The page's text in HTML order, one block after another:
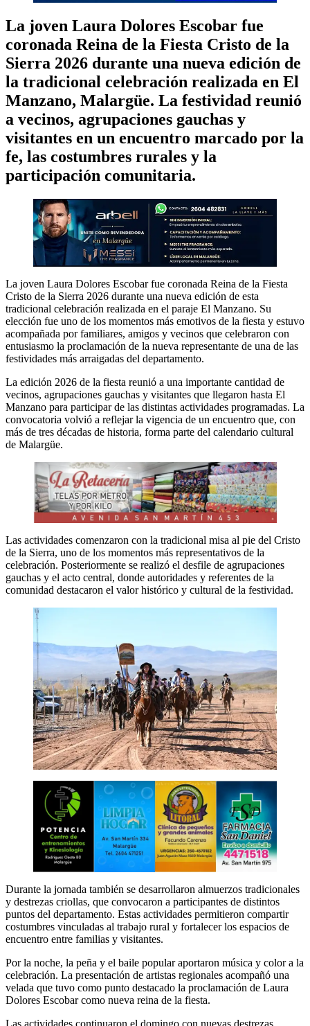
La joven Laura Dolores Escobar fue
coronada Reina de la Fiesta Cristo de la
Sierra 2026 durante una nueva edición de
la tradicional celebración realizada en El
Manzano, Malargüe. La festividad reunió
a vecinos, agrupaciones gauchas y
visitantes en un encuentro marcado por la
fe, las costumbres rurales y la
participación comunitaria.
La joven Laura Dolores Escobar fue coronada Reina de la Fiesta
Cristo de la Sierra 2026 durante una nueva edición de esta
tradicional celebración realizada en el paraje El Manzano. Su
elección fue uno de los momentos más emotivos de la fiesta y estuvo
acompañada por familiares, amigos y vecinos que celebraron con
entusiasmo la proclamación de la nueva representante de una de las
festividades más arraigadas del departamento.
La edición 2026 de la fiesta reunió a una importante cantidad de
vecinos, agrupaciones gauchas y visitantes que llegaron hasta El
Manzano para participar de las distintas actividades programadas. La
convocatoria volvió a reflejar la vigencia de un encuentro que, con
más de tres décadas de historia, forma parte del calendario cultural
de Malargüe.
Las actividades comenzaron con la tradicional misa al pie del Cristo
de la Sierra, uno de los momentos más representativos de la
celebración. Posteriormente se realizó el desfile de agrupaciones
gauchas y el acto central, donde autoridades y referentes de la
comunidad destacaron el valor histórico y cultural de la festividad.
Durante la jornada también se desarrollaron almuerzos tradicionales
y destrezas criollas, que convocaron a participantes de distintos
puntos del departamento. Estas actividades permitieron compartir
costumbres vinculadas al trabajo rural y fortalecer los espacios de
encuentro entre familias y visitantes.
Por la noche, la peña y el baile popular aportaron música y color a la
celebración. La presentación de artistas regionales acompañó una
velada que tuvo como punto destacado la proclamación de Laura
Dolores Escobar como nueva reina de la fiesta.
Las actividades continuaron el domingo con nuevas destrezas